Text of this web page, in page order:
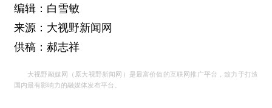
编辑：白雪敏
来源：大视野新闻网
供稿：郝志祥
大视野融媒网（原大视野新闻网）是最富价值的互联网推广平台，致力于打造
国内最有影响力的融媒体发布平台。